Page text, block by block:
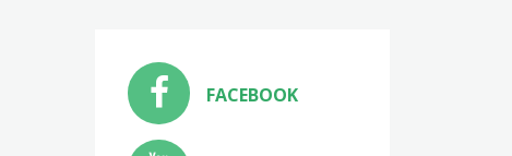
FACEBOOK